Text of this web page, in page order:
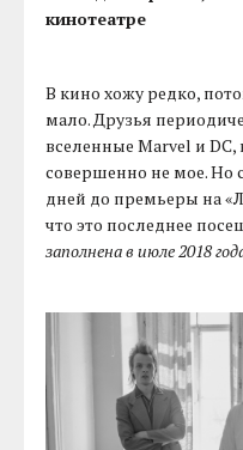
кинотеатре
В кино хожу редко,
мало. Друзья
вселенные Marvel и DC,
совершенно не мое. Но
дней до премьеры на
что это последнее
заполнена в июле 2018